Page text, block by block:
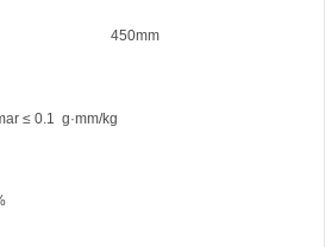
≤ 0.1 g·mm/kg